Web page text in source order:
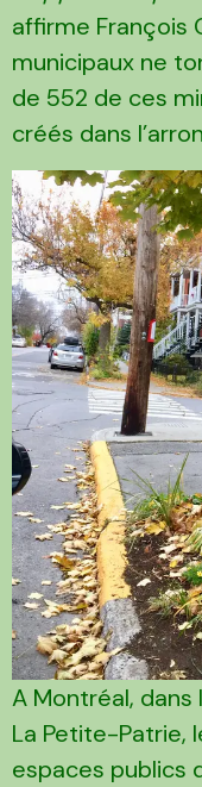
affirme François
municipaux ne
de 552 de ces
créés dans
A Montréal,
La Petite-Patrie,
espaces publics